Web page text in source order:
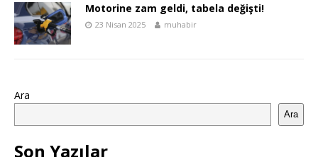
Motorine zam geldi, tabela değişti!
23 Nisan 2025 muhabir
Ara
Ara
Son Yazılar